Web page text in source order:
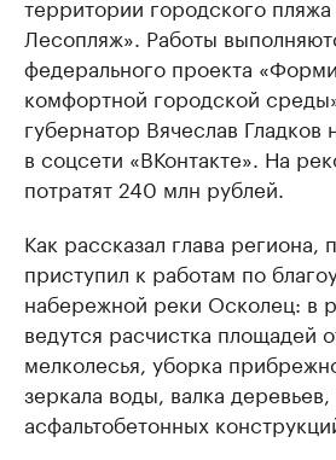
территории городского
Лесопляж». Работы
федерального проекта
комфортной городской
губернатор Вячеслав Гладков
в соцсети «ВКонтакте». На
потратят 240 млн рублей.
Как рассказал глава региона,
приступил к работам по
набережной реки Осколец: в
ведутся расчистка площадей
мелколесья, уборка
зеркала воды, валка
асфальтобетонных